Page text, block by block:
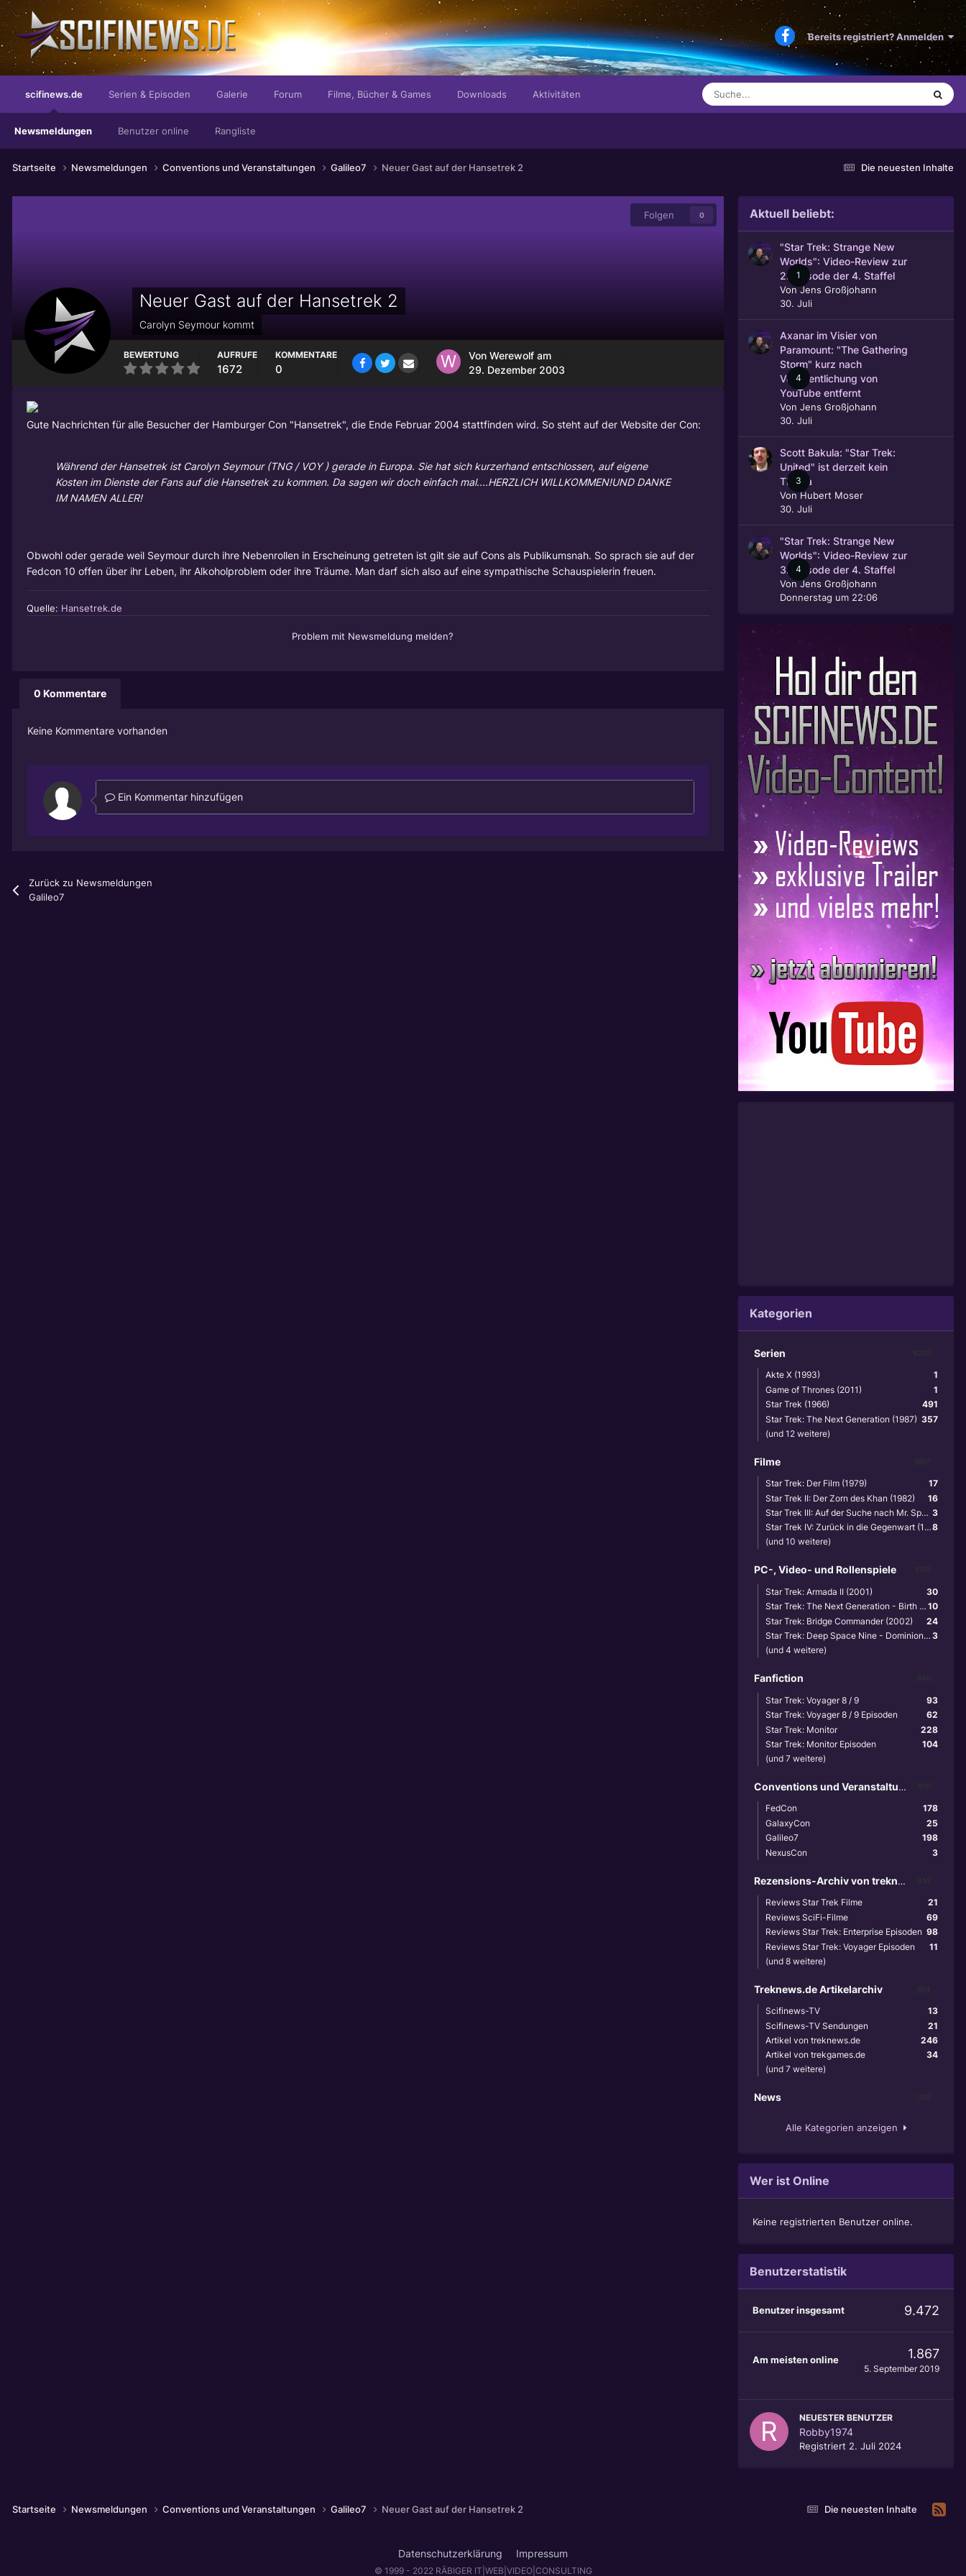
Bereits registriert? Anmelden
scifinews.de
Newsmeldungen Benutzer online Rangliste
Serien & Episoden Galerie Forum Filme, Bücher & Games Downloads Aktivitäten
Die neuesten Inhalte
Startseite Newsmeldungen Conventions und Veranstaltungen Galileo7 Neuer Gast auf der Hansetrek 2
Folgen 0
Neuer Gast auf der Hansetrek 2
Carolyn Seymour kommt
BEWERTUNG AUFRUFE
1672
KOMMENTARE
0
Von Werewolf am
29. Dezember 2003
Gute Nachrichten für alle Besucher der Hamburger Con "Hansetrek", die Ende Februar 2004 stattfinden wird. So steht auf der Website der Con:
Während der Hansetrek ist Carolyn Seymour (TNG / VOY ) gerade in Europa. Sie hat sich kurzerhand entschlossen, auf eigene
Kosten im Dienste der Fans auf die Hansetrek zu kommen. Da sagen wir doch einfach mal....HERZLICH WILLKOMMEN!UND DANKE
IM NAMEN ALLER!
Obwohl oder gerade weil Seymour durch ihre Nebenrollen in Erscheinung getreten ist gilt sie auf Cons als Publikumsnah. So sprach sie auf der
Fedcon 10 offen über ihr Leben, ihr Alkoholproblem oder ihre Träume. Man darf sich also auf eine sympathische Schauspielerin freuen.
Quelle: Hansetrek.de
Problem mit Newsmeldung melden?
0 Kommentare
Keine Kommentare vorhanden
Ein Kommentar hinzufügen
Zurück zu Newsmeldungen
Galileo7
Aktuell beliebt:
1
"Star Trek: Strange New
Worlds": Video-Review zur
2. Episode der 4. Staffel
VonJens Großjohann
30. Juli
4
Axanar im Visier von
Paramount: "The Gathering
Storm" kurz nach
Veröffentlichung von
YouTube entfernt
Von Jens Großjohann
30. Juli
3
Scott Bakula: "Star Trek:
United" ist derzeit kein
Thema
VonHubert Moser
30. Juli
4
"Star Trek: Strange New
Worlds": Video-Review zur
3. Episode der 4. Staffel
VonJens Großjohann
Donnerstag um 22:06
Kategorien
Serien
1
Akte X (1993)
1
Game of Thrones (2011)
491
Star Trek (1966)
357
Star Trek: The Next Generation (1987)
(und 12 weitere)
Filme
17
Star Trek: Der Film (1979)
16
Star Trek II: Der Zorn des Khan (1982)
3
Star Trek III: Auf der Suche nach Mr. Spock (1984)
8
Star Trek IV: Zurück in die Gegenwart (1986)
(und 10 weitere)
PC-, Video- und Rollenspiele
30
Star Trek: Armada II (2001)
10
Star Trek: The Next Generation - Birth of the Federation (1999)
24
Star Trek: Bridge Commander (2002)
3
Star Trek: Deep Space Nine - Dominion Wars (2001)
(und 4 weitere)
Fanfiction
93
Star Trek: Voyager 8 / 9
62
Star Trek: Voyager 8 / 9 Episoden
228
Star Trek: Monitor
104
Star Trek: Monitor Episoden
(und 7 weitere)
Conventions und Veranstaltungen
178
FedCon
25
GalaxyCon
198
Galileo7
3
NexusCon
Rezensions-Archiv von treknews.de
21
Reviews Star Trek Filme
69
Reviews SciFi-Filme
98
Reviews Star Trek: Enterprise Episoden
11
Reviews Star Trek: Voyager Episoden
(und 8 weitere)
Treknews.de Artikelarchiv
13
Scifinews-TV
21
Scifinews-TV Sendungen
246
Artikel von treknews.de
34
Artikel von trekgames.de
(und 7 weitere)
News
Alle Kategorien anzeigen
Wer ist Online
Keine registrierten Benutzer online.
Benutzerstatistik
Benutzer insgesamt 9.472
Am meisten online 1.867
5. September 2019
NEUESTER BENUTZER
Robby1974
Registriert 2. Juli 2024
Die neuesten Inhalte
Startseite Newsmeldungen Conventions und Veranstaltungen Galileo7 Neuer Gast auf der Hansetrek 2
Datenschutzerklärung Impressum
© 1999 - 2022 RÄBIGER IT|WEB|VIDEO|CONSULTING